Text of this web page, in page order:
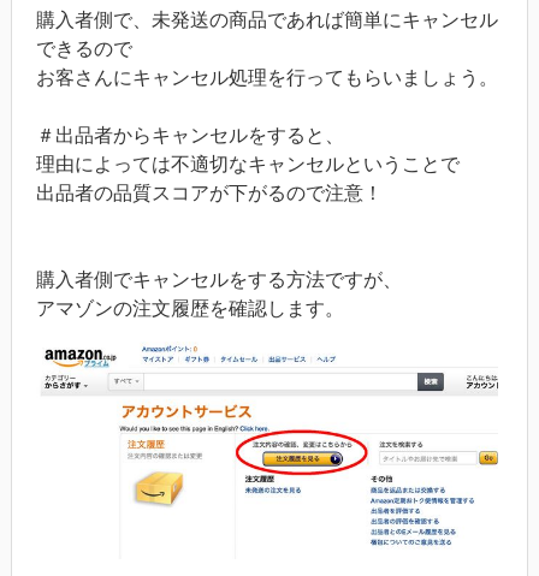
購入者側で、未発送の商品であれば簡単にキャンセル
できるので
お客さんにキャンセル処理を行ってもらいましょう。
＃出品者からキャンセルをすると、
理由によっては不適切なキャンセルということで
出品者の品質スコアが下がるので注意！
購入者側でキャンセルをする方法ですが、
アマゾンの注文履歴を確認します。